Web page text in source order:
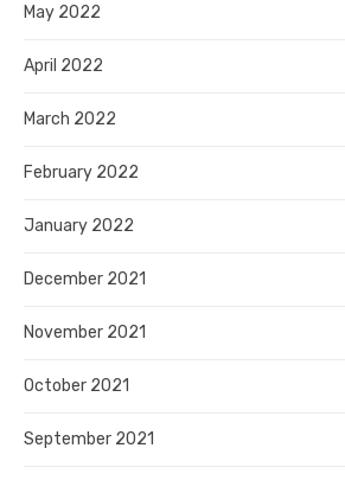
May 2022
April 2022
March 2022
February 2022
January 2022
December 2021
November 2021
October 2021
September 2021